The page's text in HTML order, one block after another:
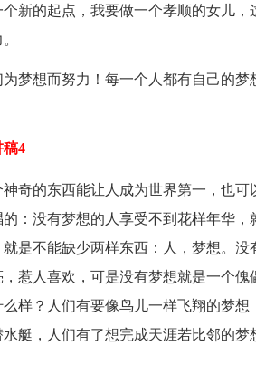
新的起点，我要做一个孝顺的女儿
梦想而努力！每一个人都有自己的
4
奇的东西能让人成为世界第一，也
的：没有梦想的人享受不到花样年
就是不能缺少两样东西：人，梦想。
惹人喜欢，可是没有梦想就是一个
样？人们有要像鸟儿一样飞翔的梦
艇，人们有了想完成天涯若比邻的